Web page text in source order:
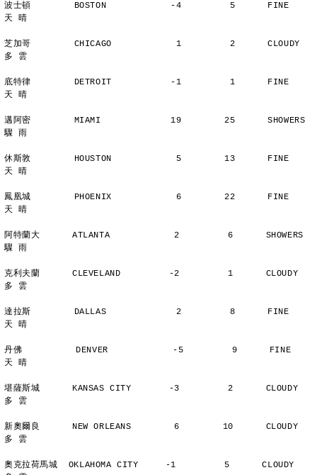
波士頓        BOSTON            -4         5      FINE
天 晴
芝加哥        CHICAGO            1         2      CLOUDY
多 雲
底特律        DETROIT           -1         1      FINE
天 晴
邁阿密        MIAMI             19        25      SHOWERS
驟 雨
休斯敦        HOUSTON            5        13      FINE
天 晴
鳳凰城        PHOENIX            6        22      FINE
天 晴
阿特蘭大      ATLANTA            2         6      SHOWERS
驟 雨
克利夫蘭      CLEVELAND         -2         1      CLOUDY
多 雲
達拉斯        DALLAS             2         8      FINE
天 晴
丹佛          DENVER            -5         9      FINE
天 晴
堪薩斯城      KANSAS CITY       -3         2      CLOUDY
多 雲
新奧爾良      NEW ORLEANS        6        10      CLOUDY
多 雲
奧克拉荷馬城  OKLAHOMA CITY     -1         5      CLOUDY